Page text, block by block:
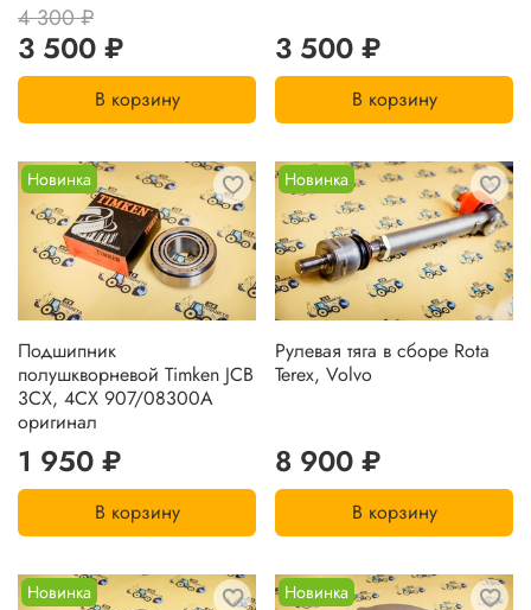
4 300 ₽
3 500 ₽
В корзину
3 500 ₽
В корзину
Новинка
Подшипник
полушкворневой Timken JCB
3CX, 4CX 907/08300A
оригинал
1 950 ₽
В корзину
Новинка
Рулевая тяга в сборе Rota
Tereх, Volvo
8 900 ₽
В корзину
Новинка Новинка